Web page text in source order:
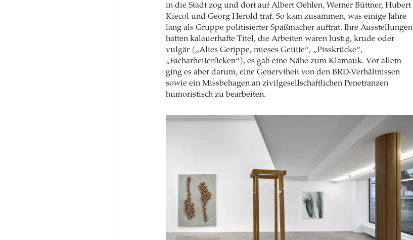
in die Stadt zog und dort auf Albert Oehlen, Werner Büttner, Hubert
Kiecol und Georg Herold traf. So kam zusammen, was einige Jahre
lang als Gruppe politisierter Spaßmacher auftrat. Ihre Ausstellungen
hatten kalauerhafte Titel, die Arbeiten waren lustig, krude oder
vulgär („Altes Gerippe, mieses Getitte“, „Pisskrücke“,
„Facharbeiterficken“), es gab eine Nähe zum Klamauk. Vor allem
ging es aber darum, eine Genervtheit von den BRD-Verhältnissen
sowie ein Missbehagen an zivilgesellschaftlichen Penetranzen
humoristisch zu bearbeiten.